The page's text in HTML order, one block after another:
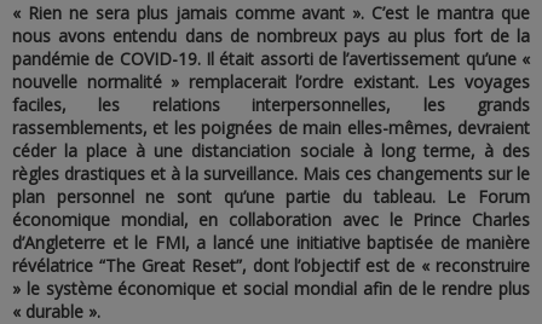
« Rien ne sera plus jamais comme avant ». C’est le mantra que
nous avons entendu dans de nombreux pays au plus fort de la
pandémie de COVID-19. Il était assorti de l’avertissement qu’une «
nouvelle normalité » remplacerait l’ordre existant. Les voyages
faciles, les relations interpersonnelles, les grands
rassemblements, et les poignées de main elles-mêmes, devraient
céder la place à une distanciation sociale à long terme, à des
règles drastiques et à la surveillance. Mais ces changements sur le
plan personnel ne sont qu’une partie du tableau. Le Forum
économique mondial, en collaboration avec le Prince Charles
d’Angleterre et le FMI, a lancé une initiative baptisée de manière
révélatrice “The Great Reset”, dont l’objectif est de « reconstruire
» le système économique et social mondial afin de le rendre plus
« durable ».